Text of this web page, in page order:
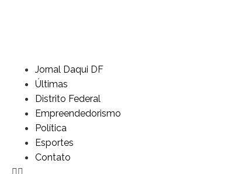
Jornal Daqui DF
Últimas
Distrito Federal
Empreendedorismo
Política
Esportes
Contato